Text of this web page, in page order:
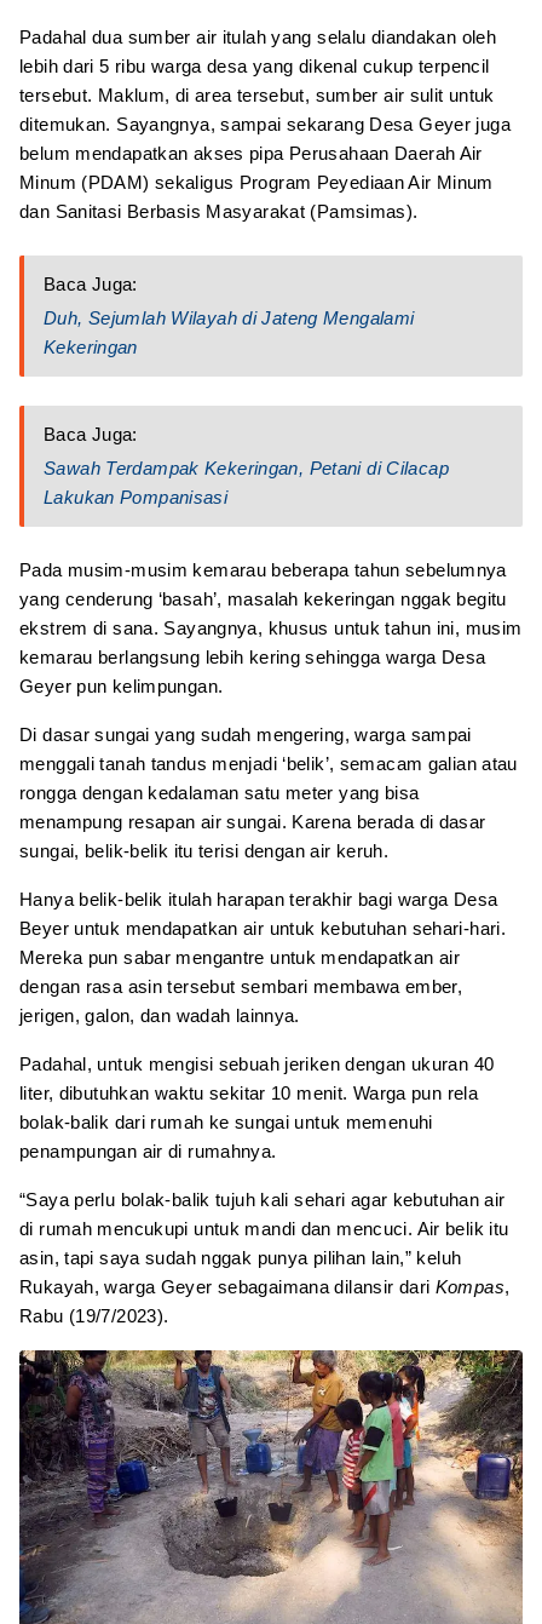
Padahal dua sumber air itulah yang selalu diandakan oleh
lebih dari 5 ribu warga desa yang dikenal cukup terpencil
tersebut. Maklum, di area tersebut, sumber air sulit untuk
ditemukan. Sayangnya, sampai sekarang Desa Geyer juga
belum mendapatkan akses pipa Perusahaan Daerah Air
Minum (PDAM) sekaligus Program Peyediaan Air Minum
dan Sanitasi Berbasis Masyarakat (Pamsimas).
Baca Juga:
Duh, Sejumlah Wilayah di Jateng Mengalami
Kekeringan
Baca Juga:
Sawah Terdampak Kekeringan, Petani di Cilacap
Lakukan Pompanisasi
Pada musim-musim kemarau beberapa tahun sebelumnya
yang cenderung ‘basah’, masalah kekeringan nggak begitu
ekstrem di sana. Sayangnya, khusus untuk tahun ini, musim
kemarau berlangsung lebih kering sehingga warga Desa
Geyer pun kelimpungan.
Di dasar sungai yang sudah mengering, warga sampai
menggali tanah tandus menjadi ‘belik’, semacam galian atau
rongga dengan kedalaman satu meter yang bisa
menampung resapan air sungai. Karena berada di dasar
sungai, belik-belik itu terisi dengan air keruh.
Hanya belik-belik itulah harapan terakhir bagi warga Desa
Beyer untuk mendapatkan air untuk kebutuhan sehari-hari.
Mereka pun sabar mengantre untuk mendapatkan air
dengan rasa asin tersebut sembari membawa ember,
jerigen, galon, dan wadah lainnya.
Padahal, untuk mengisi sebuah jeriken dengan ukuran 40
liter, dibutuhkan waktu sekitar 10 menit. Warga pun rela
bolak-balik dari rumah ke sungai untuk memenuhi
penampungan air di rumahnya.
“Saya perlu bolak-balik tujuh kali sehari agar kebutuhan air
di rumah mencukupi untuk mandi dan mencuci. Air belik itu
asin, tapi saya sudah nggak punya pilihan lain,” keluh
Rukayah, warga Geyer sebagaimana dilansir dari Kompas,
Rabu (19/7/2023).